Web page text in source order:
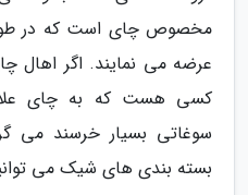
مخصوص چای است که در
عرضه می نمایند. اگر اهال
کسی هست که به چای
سوغاتی بسیار خرسند می
بسته بندی های شیک می